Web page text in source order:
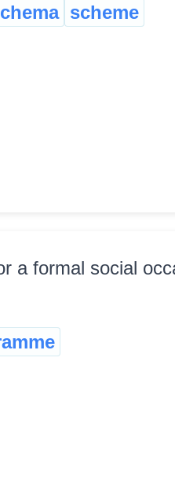
scheme
formal social